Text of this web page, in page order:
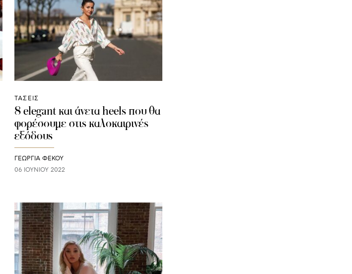
ΤΑΣΕΙΣ
8 elegant και άνετα heels που θα
φορέσουμε στις καλοκαιρινές
εξόδους
ΓΕΩΡΓΙΑ ΦΕΚΟΥ
06 ΙΟΥΝΊΟΥ 2022